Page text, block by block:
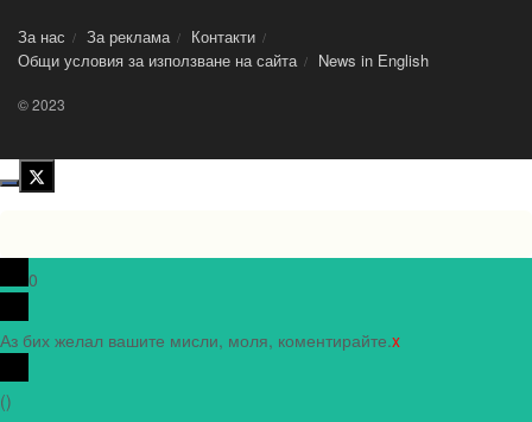
За нас За реклама
Контакти
Общи условия за използване на сайта
News in Еnglish
© 2023
0
Аз бих желал вашите мисли, моля, коментирайте.x
()